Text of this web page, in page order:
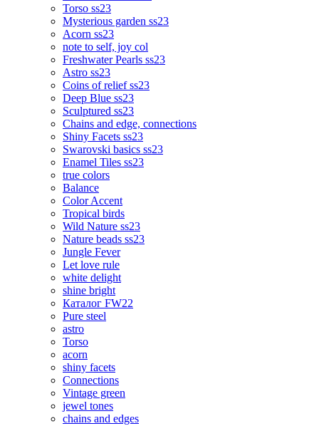
Torso ss23
Mysterious garden ss23
Acorn ss23
note to self, joy col
Freshwater Pearls ss23
Astro ss23
Coins of relief ss23
Deep Blue ss23
Sculptured ss23
Chains and edge, connections
Shiny Facets ss23
Swarovski basics ss23
Enamel Tiles ss23
true colors
Balance
Color Accent
Tropical birds
Wild Nature ss23
Nature beads ss23
Jungle Fever
Let love rule
white delight
shine bright
Каталог FW22
Pure steel
astro
Torso
acorn
shiny facets
Connections
Vintage green
jewel tones
chains and edges